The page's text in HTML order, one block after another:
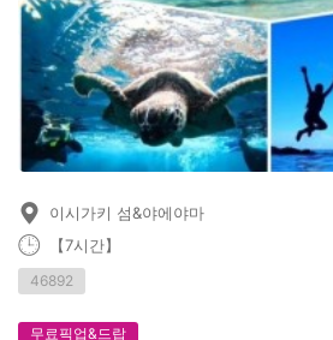
이시가키 섬&야에야마
【7시간】
46892
무료픽업&드랍